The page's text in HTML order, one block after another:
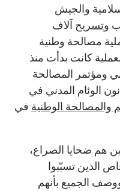
والجيش
وتسريح آلاف
مصالحة وطنية
كانت بدأت منذ
الوطني ومؤتمر المصالحة
الوئام المدني في
والمصالحة الوطنية في
هم ضحايا الصراع،
الذين تسبّبوا
ووصف الجميع بأنهم